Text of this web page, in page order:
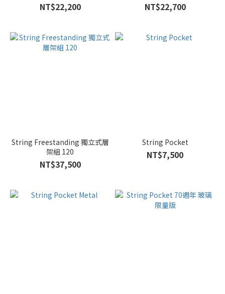
NT$22,200 NT$22,700
String Freestanding 獨立式層
架組 120
NT$37,500
String Pocket
NT$7,500